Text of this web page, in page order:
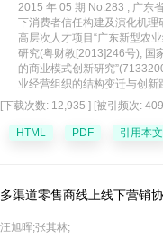
题。基于此,文章以代表性生鲜
和消费者特征三个方面考虑,构建
主要分析水果质量、感知的价值
信任倾向对消费者信任的作用。
析,实证研究结果发现,水果质量
价值的作用最为突出。研究结论
2015 年 05 期 No.283 ; 广东
下消费者信任构建及演化机理
高层次人才项目“广东新型农
研究(粤财教[2013]246号); 国
的商业模式创新研究
业经营组织的结构变迁与创新
[下载次数: 12,935 ] [被引频次:
HTML PDF 引用本文
多渠道零售商线上线下营销
汪旭晖;张其林;